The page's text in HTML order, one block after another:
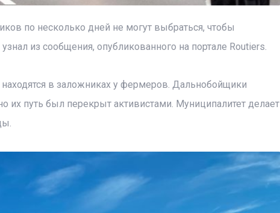
по несколько дней не могут выбраться, чтобы
узнал из сообщения, опубликованного на портале Routiers.
в заложниках у фермеров. Дальнобойщики
их путь был перекрыт активистами. Муниципалитет делает